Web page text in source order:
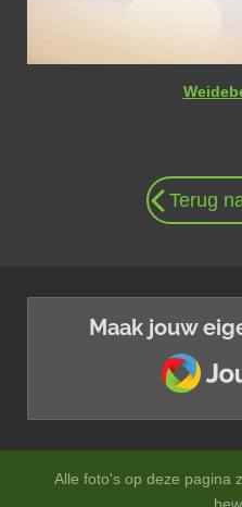
Terug
Maak jouw
Alle foto's op deze pagina